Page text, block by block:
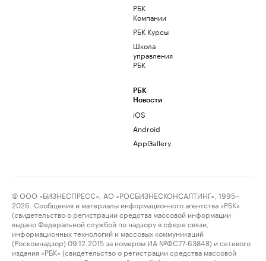
РБК
Компании
РБК Курсы
Школа
управления
РБК
РБК
Новости
iOS
Android
AppGallery
© ООО «БИЗНЕСПРЕСС», АО «РОСБИЗНЕСКОНСАЛТИНГ», 1995–
2026. Сообщения и материалы информационного агентства «РБК»
(свидетельство о регистрации средства массовой информации
выдано Федеральной службой по надзору в сфере связи,
информационных технологий и массовых коммуникаций
(Роскомнадзор) 09.12.2015 за номером ИА №ФС77-63848) и сетевого
издания «РБК» (свидетельство о регистрации средства массовой